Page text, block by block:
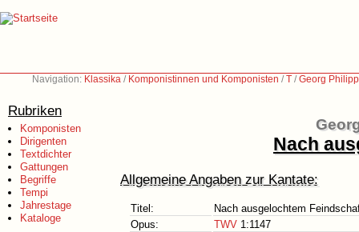
Navigation: Klassika / Komponistinnen und Komponisten /T /Georg
Rubriken
Komponisten
Dirigenten
Textdichter
Gattungen
Begriffe
Tempi
Jahrestage
Kataloge
Nach
Allgemeine Angaben zur Kantate:
Titel:
Nach ausgelochtem
Opus:
TWV 1:1147